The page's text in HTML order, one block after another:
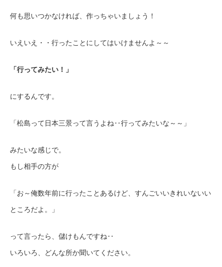
何も思いつかなければ、作っちゃいましょう！
いえいえ・・行ったことにしてはいけませんよ～～
「行ってみたい！」
にするんです。
「松島って日本三景って言うよね‥行ってみたいな～～」
みたいな感じで。
もし相手の方が
「お～俺数年前に行ったことあるけど、すんごいいきれいないい
ところだよ。」
って言ったら、儲けもんですね‥
いろいろ、どんな所か聞いてください。